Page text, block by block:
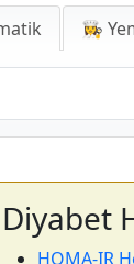
👩‍🍳
Diyabet
HOMA-IR